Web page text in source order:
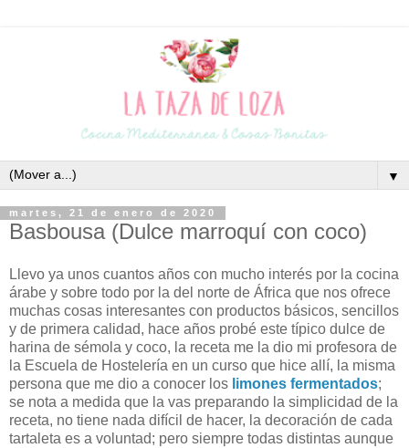
▼
martes, 21 de enero de 2020
Basbousa (Dulce marroquí con coco)
Llevo ya unos cuantos años con mucho interés por la cocina
árabe y sobre todo por la del norte de África que nos ofrece
muchas cosas interesantes con productos básicos, sencillos
y de primera calidad, hace años probé este típico dulce de
harina de sémola y coco, la receta me la dio mi profesora de
la Escuela de Hostelería en un curso que hice allí, la misma
persona que me dio a conocer los limones fermentados;
se nota a medida que la vas preparando la simplicidad de la
receta, no tiene nada difícil de hacer, la decoración de cada
tartaleta es a voluntad; pero siempre todas distintas aunque